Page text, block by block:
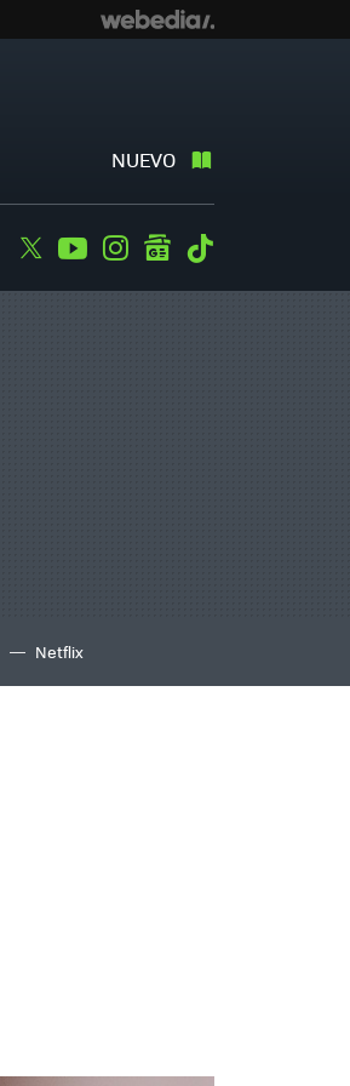
NUEVO
Facebook
TwitterYoutubeInstagramgooglenews
Netflix